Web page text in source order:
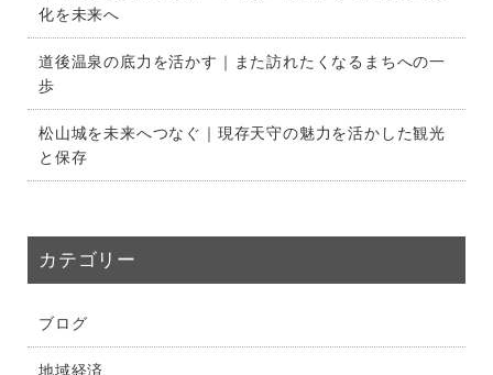
化を未来へ
道後温泉の底力を活かす｜また訪れたくなるまちへの一
歩
松山城を未来へつなぐ｜現存天守の魅力を活かした観光
と保存
カテゴリー
ブログ
地域経済